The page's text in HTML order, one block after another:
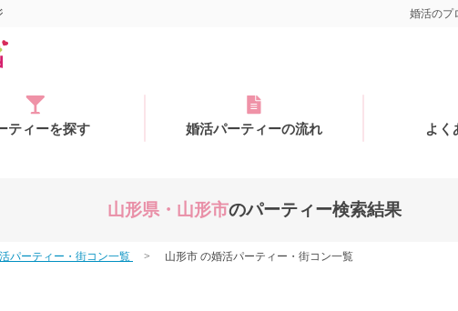
婚活のプ
ティーを探す 婚活パーティーの流れ よく
山形県・山形市のパーティー検索結果
パーティー・街コン一覧 山形市 の婚活パーティー・街コン一覧